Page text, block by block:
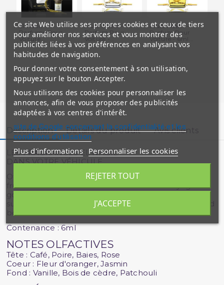
El Nabil -
Parfume Pour
Voiture...
Musc Sweet -
Parfum Pour
Voiture -...
Musc Adem -
Parfum Pour
Voiture - 6ml...
Description Détails du produit Avis clients
LES FRAGRANCES EL NABIL
DANS VOTRE VÉHICULE
Offrez à votre véhicule une douce atmosphère
fruitée. Le Musc Sicile offre à vos sens un voyage
subtilement à des notes de cœur fleuries sur un fond
Contenance : 6ml
NOTES OLFACTIVES
Tête : Café, Poire, Baies, Rose
Coeur : Fleur d'oranger, Jasmin
Fond : Vanille, Bois de cèdre, Patchouli
Ce site Web utilise ses propres cookies et ceux de tiers
pour améliorer nos services et vous montrer des
publicités liées à vos préférences en analysant vos
habitudes de navigation.
Pour donner votre consentement à son utilisation,
appuyez sur le bouton Accepter.
Nous utilisons des cookies pour personnaliser les
annonces, afin de vous proposer des publicités
adaptées à vos centres d'intérêt.
site de Google concernant la confidentialité et les
conditions d'utilisation
Plus d'informations Personnaliser les cookies
REJETER TOUT
J'ACCEPTE